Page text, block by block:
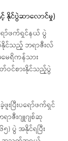
င့် နိုင်ပွဲဆာလောင်မှု)
ော်ဖက်ရှင်နယ် ပွဲ
နိုင်သည့် ဘရာဇီးလ်
မေရိကန်သား
ဝင်စားနိုင်သည့်ပွဲ
ဖူးပြီးပရော်ဖက်ရှင်
ာဇီးဂျူဂျစ်ဆု
) ပွဲ အနိုင်ရပြီး